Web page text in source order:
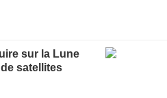
sur la Lune
satellites